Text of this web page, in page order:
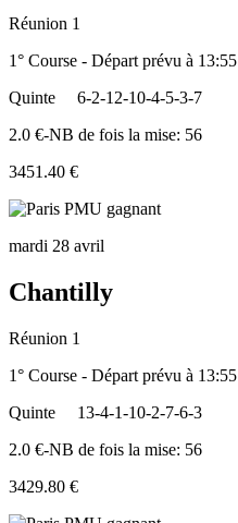
Réunion 1
1° Course - Départ prévu à 13:55
Quinte
6-2-12-10-4-5-3-7
2.0 €-NB de fois la mise: 56
3451.40 €
mardi 28 avril
Chantilly
Réunion 1
1° Course - Départ prévu à 13:55
Quinte
13-4-1-10-2-7-6-3
2.0 €-NB de fois la mise: 56
3429.80 €